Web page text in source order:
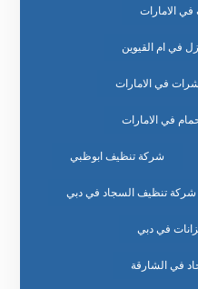
الامارات
في ام القيوين
في الامارات
في الامارات
شركة تنظيف ابوظبي
شركة تنظيف السجاد في دبي
في دبي
في الشارقة